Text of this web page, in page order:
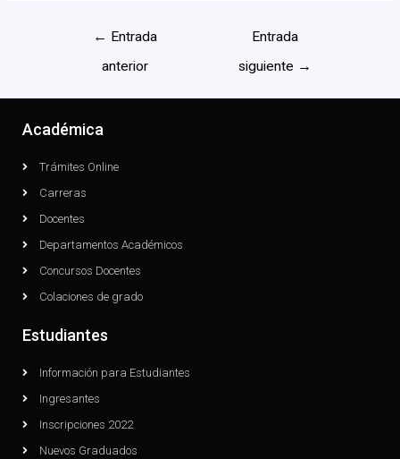
← Entrada
anterior
Entrada
siguiente →
Académica
Trámites Online
Carreras
Docentes
Departamentos Académicos
Concursos Docentes
Colaciones de grado
Estudiantes
Información para Estudiantes
Ingresantes
Inscripciones 2022
Nuevos Graduados